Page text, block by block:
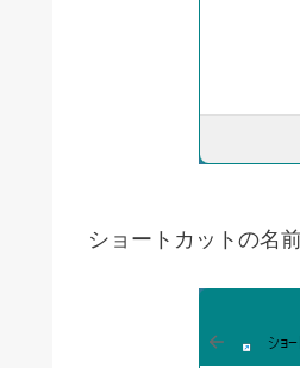
ショートカットの名